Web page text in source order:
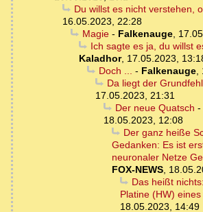
Du willst es nicht verstehen,
16.05.2023, 22:28
Magie- Falkenauge,
Ich sagte es ja, du willst
Kaladhor, 17.05.2023,
Doch ...
- Falkenauge,
Da liegt der
17.05.2023, 21:31
Der neue Quatsch -
18.05.2023, 12:08
Der ganz heiße
Gedanken: Es ist
neuronaler Netze
FOX-NEWS
Das heißt
Platine (HW) eines
18.05.2023, 14:49